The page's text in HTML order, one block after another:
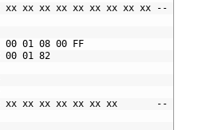
xx xx xx xx xx xx --
08 00 FF
82
xx xx xx       --